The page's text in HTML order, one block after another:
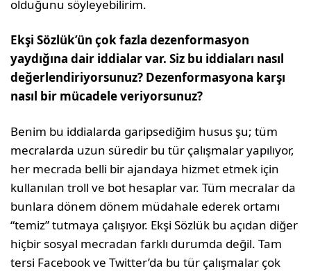
olduğunu söyleyebilirim.
Ekşi Sözlük’ün çok fazla dezenformasyon
yaydığına dair iddialar var. Siz bu iddiaları nasıl
değerlendiriyorsunuz? Dezenformasyona karşı
nasıl bir mücadele veriyorsunuz?
Benim bu iddialarda garipsediğim husus şu; tüm
mecralarda uzun süredir bu tür çalışmalar yapılıyor,
her mecrada belli bir ajandaya hizmet etmek için
kullanılan troll ve bot hesaplar var. Tüm mecralar da
bunlara dönem dönem müdahale ederek ortamı
“temiz” tutmaya çalışıyor. Ekşi Sözlük bu açıdan diğer
hiçbir sosyal mecradan farklı durumda değil. Tam
tersi Facebook ve Twitter’da bu tür çalışmalar çok